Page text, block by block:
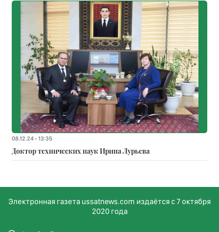
08.12.24 - 13:35
Доктор технических наук Ирина Лурьева
Электронная газета ussatnews.com издаётся с 7 октября
2020 года